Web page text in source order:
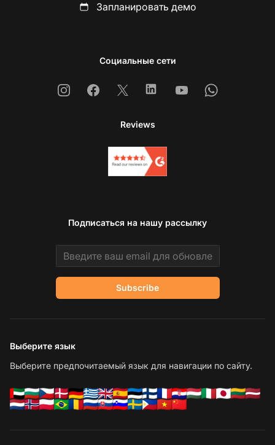
Запланировать демо
Социальные сети
InstagramFacebook
X LinkedinYoutubeWhatsapp
Reviews
Подписаться на нашу рассылку
Email address
Subscribe
Выберите язык
Выберите предпочитаемый язык для навигации по сайту.